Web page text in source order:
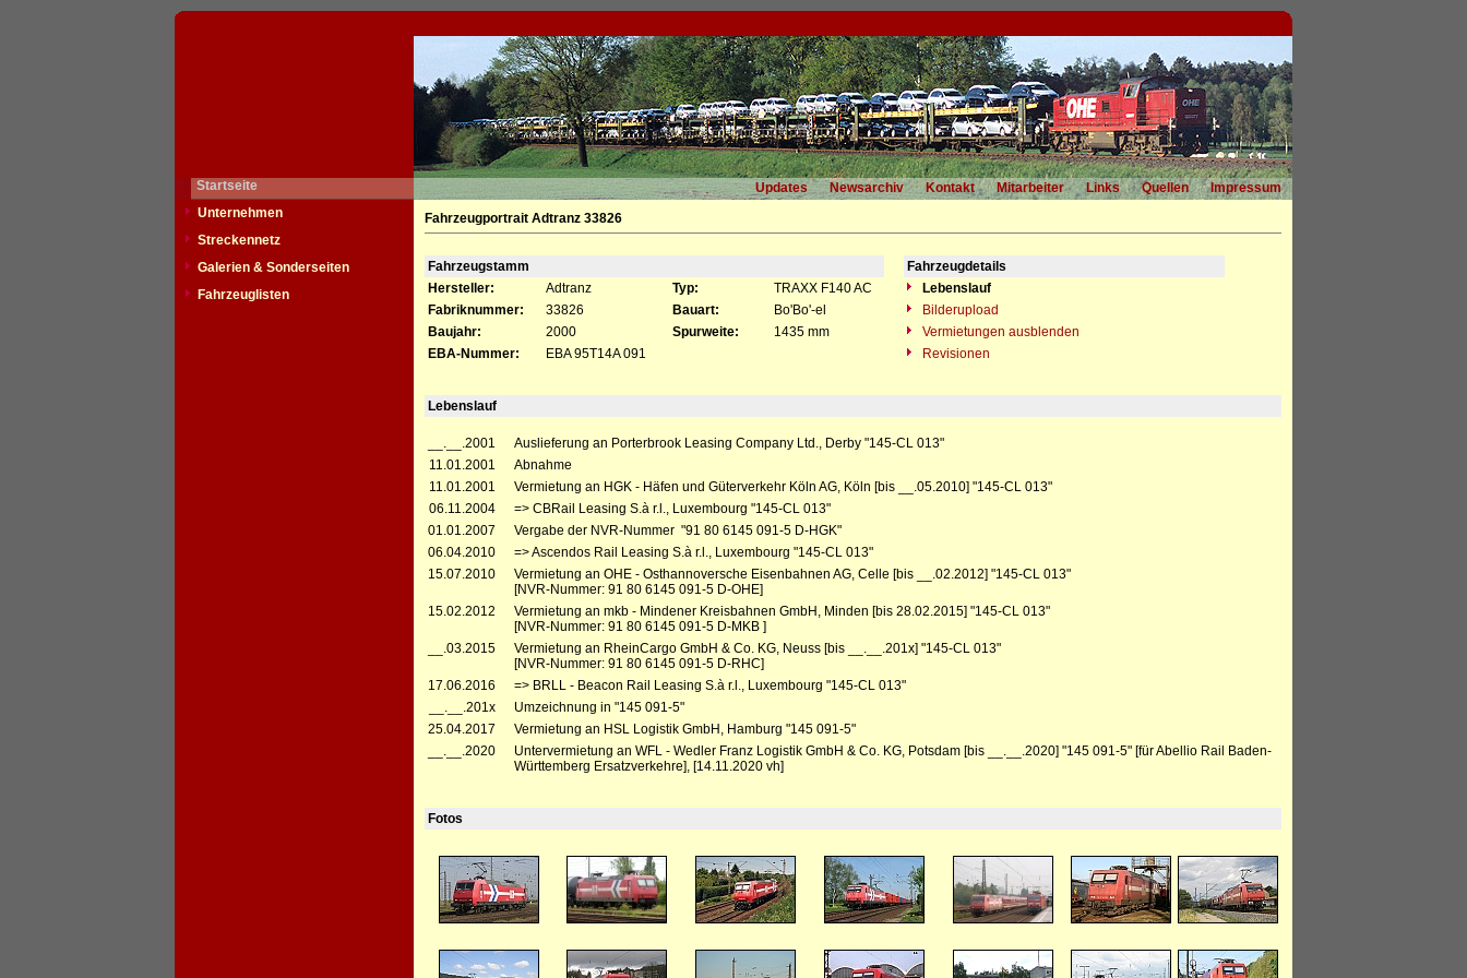
Startseite Updates Newsarchiv Kontakt Mitarbeiter Links Quellen
Impressum
Unternehmen
Streckennetz
Galerien & Sonderseiten
Fahrzeuglisten
Fahrzeugportrait Adtranz 33826
Fahrzeugstamm
Fahrzeugdetails
Hersteller:
Adtranz Typ: TRAXX F140 AC
Lebenslauf
Fabriknummer:
33826 Bauart: Bo'Bo'-el
Bilderupload
Baujahr:
2000 Spurweite: 1435 mm
Vermietungen ausblenden
EBA-Nummer:
EBA 95T14A 091 Revisionen
Lebenslauf
__.__.2001
Auslieferung an Porterbrook Leasing Company Ltd., Derby "145-CL 013"
11.01.2001
Abnahme
11.01.2001
Vermietung an HGK - Häfen und Güterverkehr Köln AG, Köln [bis __.05.2010] "145-CL 013"
06.11.2004
=> CBRail Leasing S.à r.l., Luxembourg "145-CL 013"
01.01.2007
Vergabe der NVR-Nummer "91 80 6145 091-5 D-HGK"
06.04.2010
=> Ascendos Rail Leasing S.à r.l., Luxembourg "145-CL 013"
15.07.2010
Vermietung an OHE - Osthannoversche Eisenbahnen AG, Celle [bis __.02.2012] "145-CL 013"
[NVR-Nummer: 91 80 6145 091-5 D-OHE]
15.02.2012
Vermietung an mkb - Mindener Kreisbahnen GmbH, Minden [bis 28.02.2015] "145-CL 013"
[NVR-Nummer: 91 80 6145 091-5 D-MKB ]
__.03.2015
Vermietung an RheinCargo GmbH & Co. KG, Neuss [bis __.__.201x] "145-CL 013"
[NVR-Nummer: 91 80 6145 091-5 D-RHC]
17.06.2016
=> BRLL - Beacon Rail Leasing S.à r.l., Luxembourg "145-CL 013"
__.__.201x
Umzeichnung in "145 091-5"
25.04.2017
Vermietung an HSL Logistik GmbH, Hamburg "145 091-5"
__.__.2020
Untervermietung an WFL - Wedler Franz Logistik GmbH & Co. KG, Potsdam [bis __.__.2020] "145 091-5" [für Abellio Rail Baden-
Württemberg Ersatzverkehre], [14.11.2020 vh]
Fotos